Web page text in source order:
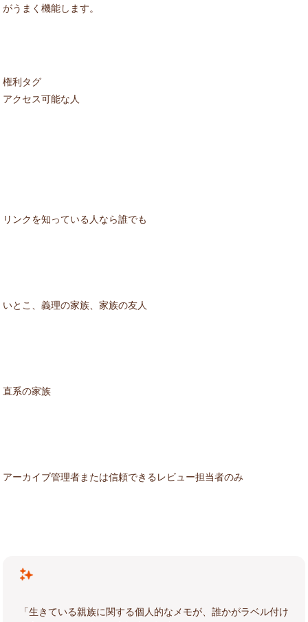
がうまく機能します。
権利タグ
アクセス可能な人
リンクを知っている人なら誰でも
いとこ、義理の家族、家族の友人
直系の家族
アーカイブ管理者または信頼できるレビュー担当者のみ
「生きている親族に関する個人的なメモが、誰かがラベル付け